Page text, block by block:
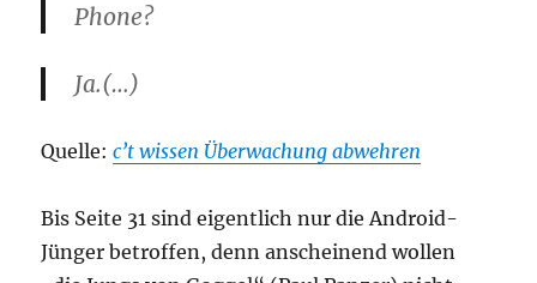
Phone?
Ja.(…)
Quelle:c’t wissen Überwachung abwehren
Bis Seite 31 sind eigentlich nur die Android-
Jünger betroffen, denn anscheinend wollen